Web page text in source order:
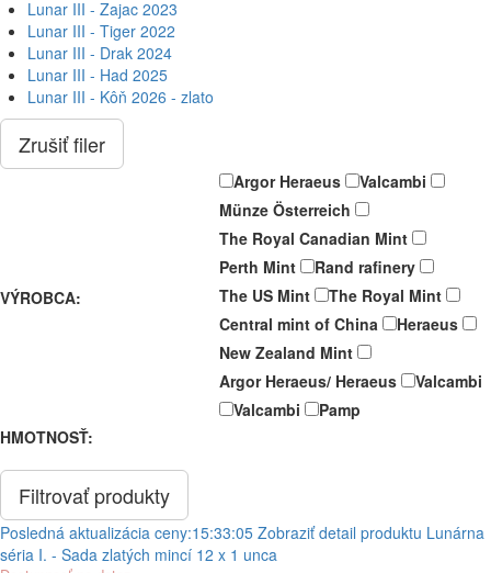
Lunar III - Zajac 2023
Lunar III - Tiger 2022
Lunar III - Drak 2024
Lunar III - Had 2025
Lunar III - Kôň 2026 - zlato
Zrušiť filer
VÝROBCA:
Argor Heraeus
Valcambi
Münze Österreich
The Royal Canadian Mint
Perth Mint
Rand rafinery
The US Mint
The Royal Mint
Central mint of China
Heraeus
New Zealand Mint
Argor Heraeus/ Heraeus
Valcambi
Valcambi
Pamp
HMOTNOSŤ:
Posledná aktualizácia ceny:15:33:05 Zobraziť detail produktu Lunárna
séria I. - Sada zlatých mincí 12 x 1 unca